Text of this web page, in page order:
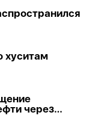
хуситам
через